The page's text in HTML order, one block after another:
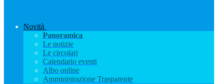
Novità
Panoramica
Le notizie
Le circolari
Calendario eventi
Albo online
Amministrazione Trasparente